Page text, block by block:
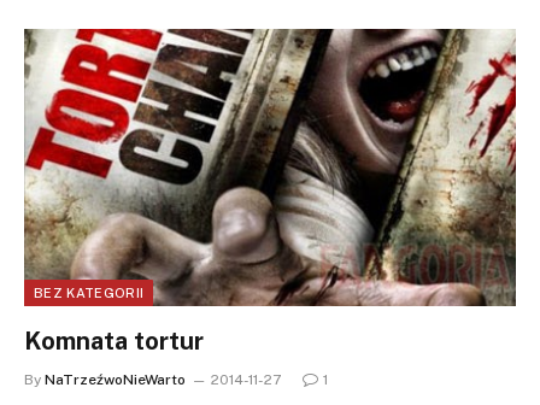
BEZ KATEGORII
Komnata tortur
By NaTrzeźwoNieWarto 2014-11-27 1